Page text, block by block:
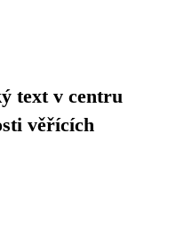
text v centru
věřících